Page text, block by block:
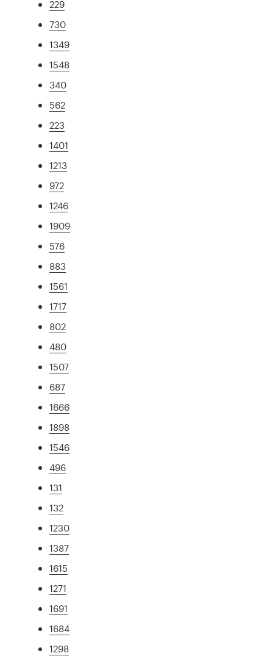
229
730
1349
1548
340
562
223
1401
1213
972
1246
1909
576
883
1561
1717
802
480
1507
687
1666
1898
1546
496
131
132
1230
1387
1615
1271
1691
1684
1298